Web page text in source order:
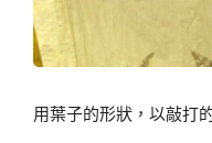
用葉子的形狀，以敲打